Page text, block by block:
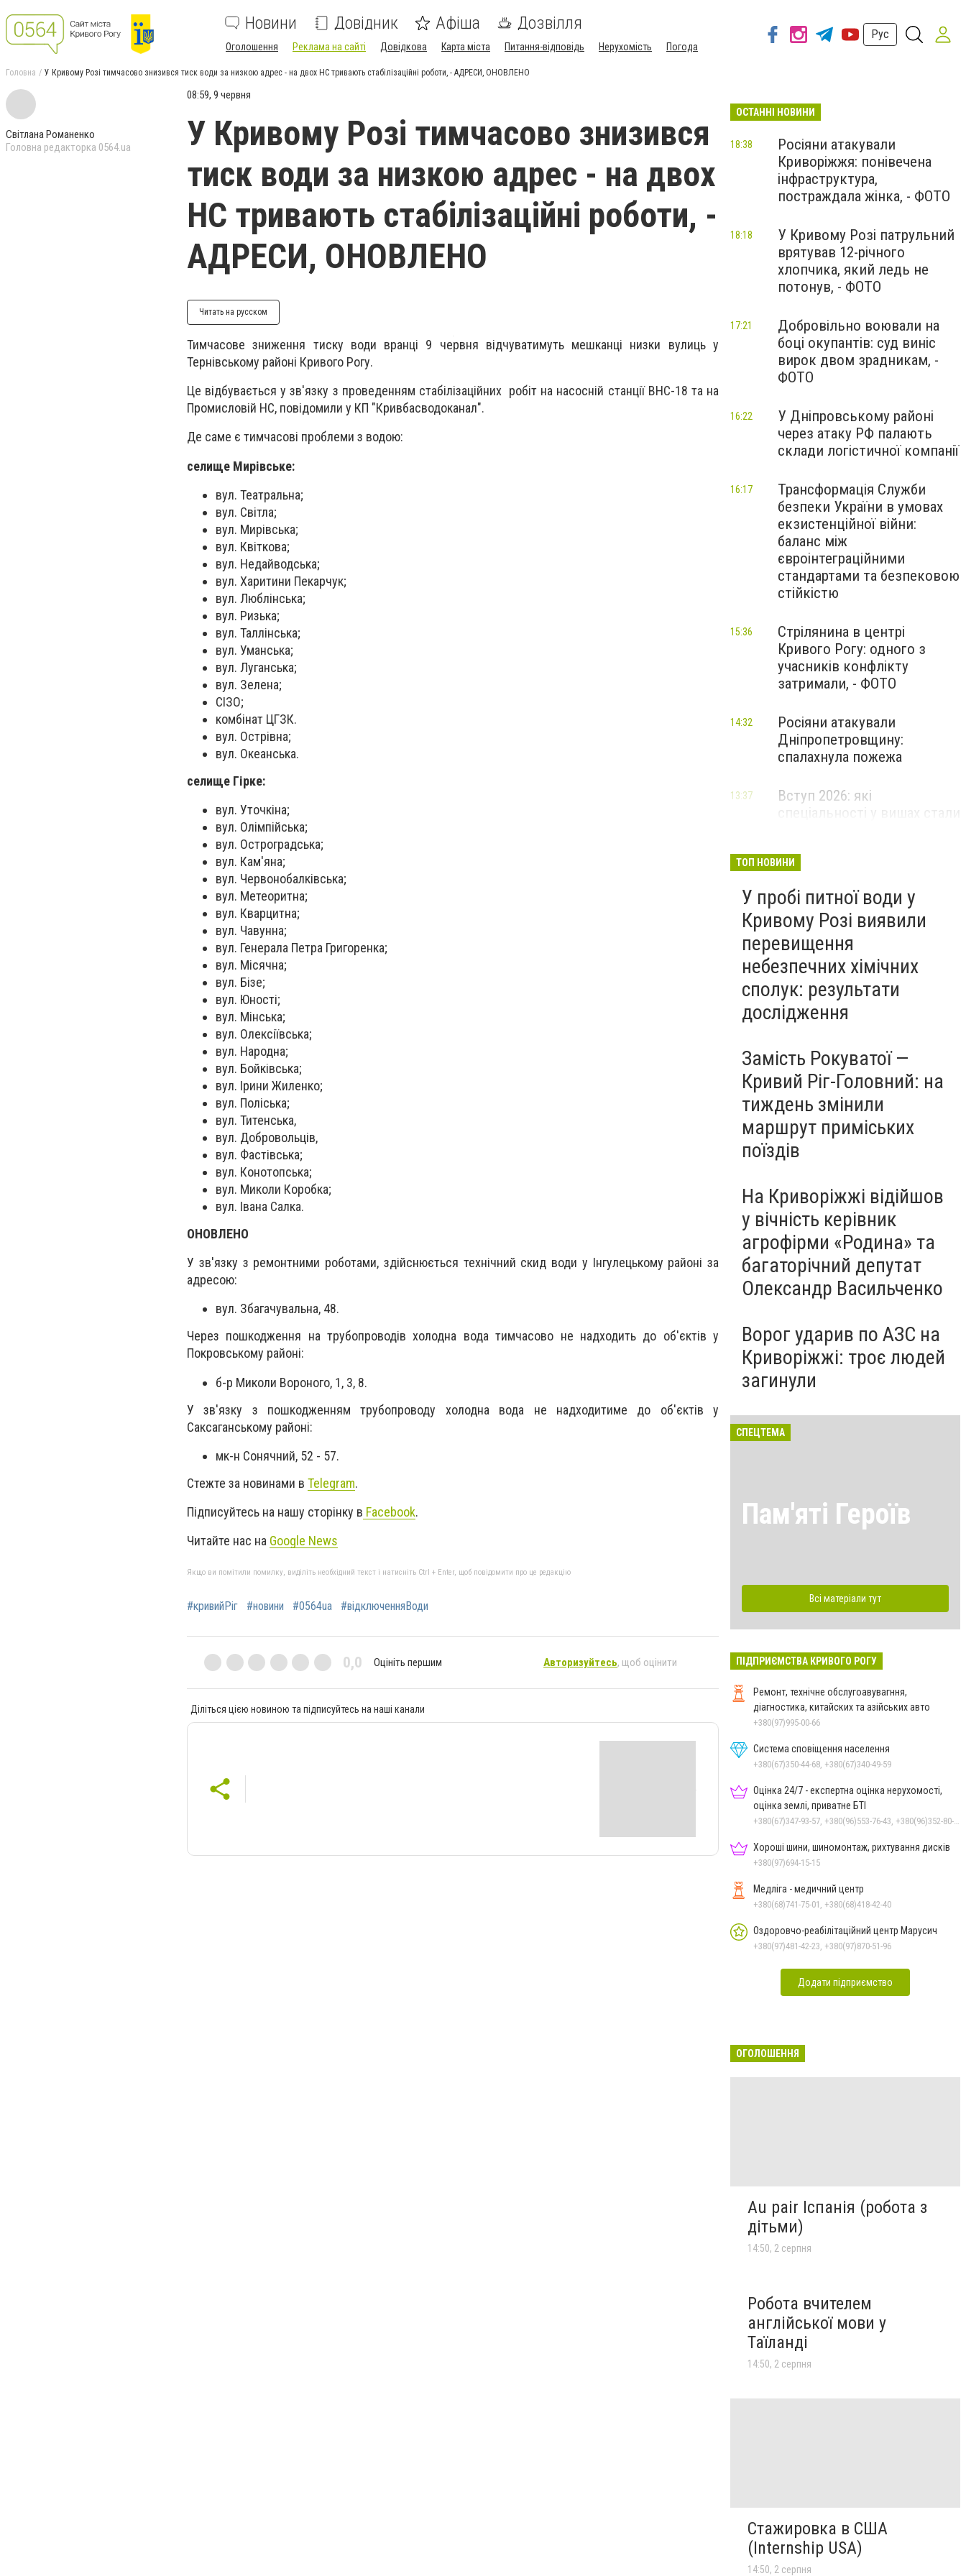
Новини Довідник Афіша Дозвілля
Оголошення Реклама на сайті Довідкова Карта міста Питання-відповідь Нерухомість Погода
Рус
Головна У Кривому Розі тимчасово знизився тиск води за низкою адрес - на двох НС тривають стабілізаційні роботи, - АДРЕСИ, ОНОВЛЕНО
Світлана Романенко
Головна редакторка 0564.ua
08:59, 9 червня
У Кривому Розі тимчасово знизився
тиск води за низкою адрес - на двох
НС тривають стабілізаційні роботи, -
АДРЕСИ, ОНОВЛЕНО
Читать на русском
Тимчасове зниження тиску води вранці 9 червня відчуватимуть мешканці низки вулиць у
Тернівському районі Кривого Рогу.
Це відбувається у зв'язку з проведенням стабілізаційних робіт на насосній станції ВНС-18 та на
Промисловій НС, повідомили у КП "Кривбасводоканал".
Де саме є тимчасові проблеми з водою:
селище Мирівське:
вул. Театральна;
вул. Світла;
вул. Мирівська;
вул. Квіткова;
вул. Недайводська;
вул. Харитини Пекарчук;
вул. Люблінська;
вул. Ризька;
вул. Таллінська;
вул. Уманська;
вул. Луганська;
вул. Зелена;
СІЗО;
комбінат ЦГЗК.
вул. Острівна;
вул. Океанська.
селище Гірке:
вул. Уточкіна;
вул. Олімпійська;
вул. Остроградська;
вул. Кам'яна;
вул. Червонобалківська;
вул. Метеоритна;
вул. Кварцитна;
вул. Чавунна;
вул. Генерала Петра Григоренка;
вул. Місячна;
вул. Бізе;
вул. Юності;
вул. Мінська;
вул. Олексіївська;
вул. Народна;
вул. Бойківська;
вул. Ірини Жиленко;
вул. Поліська;
вул. Титенська,
вул. Добровольців,
вул. Фастівська;
вул. Конотопська;
вул. Миколи Коробка;
вул. Івана Салка.
ОНОВЛЕНО
У зв'язку з ремонтними роботами, здійснюється технічний скид води у Інгулецькому районі за
адресою:
вул. Збагачувальна, 48.
Через пошкодження на трубопроводів холодна вода тимчасово не надходить до об'єктів у
Покровському районі:
б-р Миколи Вороного, 1, 3, 8.
У зв'язку з пошкодженням трубопроводу холодна вода не надходитиме до об'єктів у
Саксаганському районі:
мк-н Сонячний, 52 - 57.
Стежте за новинами в Telegram.
Підписуйтесь на нашу сторінку в Facebook.
Читайте нас на Google News
Якщо ви помітили помилку, виділіть необхідний текст і натисніть Ctrl + Enter, щоб повідомити про це редакцію
#кривийРіг #новини #0564ua #відключенняВоди
0,0 Оцініть першим Авторизуйтесь, щоб оцінити
Діліться цією новиною та підписуйтесь на наші канали
ОСТАННІ НОВИНИ
Росіяни атакували
Криворіжжя: понівечена
інфраструктура,
постраждала жінка, - ФОТО
18:38
У Кривому Розі патрульний
врятував 12-річного
хлопчика, який ледь не
потонув, - ФОТО
18:18
Добровільно воювали на
боці окупантів: суд виніс
вирок двом зрадникам, -
ФОТО
17:21
У Дніпровському районі
через атаку РФ палають
склади логістичної компанії
16:22
Трансформація Служби
безпеки України в умовах
екзистенційної війни:
баланс між
євроінтеграційними
стандартами та безпековою
стійкістю
16:17
Стрілянина в центрі
Кривого Рогу: одного з
учасників конфлікту
затримали, - ФОТО
15:36
Росіяни атакували
Дніпропетровщину:
спалахнула пожежа
14:32
Вступ 2026: які
13:37
ТОП НОВИНИ
У пробі питної води у
Кривому Розі виявили
перевищення
небезпечних хімічних
сполук: результати
дослідження
Замість Рокуватої —
Кривий Ріг-Головний: на
тиждень змінили
маршрут приміських
поїздів
На Криворіжжі відійшов
у вічність керівник
агрофірми «Родина» та
багаторічний депутат
Олександр Васильченко
Ворог ударив по АЗС на
Криворіжжі: троє людей
загинули
СПЕЦТЕМА
Пам'яті Героїв
Всі матеріали тут
ПІДПРИЄМСТВА КРИВОГО РОГУ
Ремонт, технічне обслугоавувагння,
діагностика, китайских та азійських авто
+380(97)995-00-66
Система сповіщення населення
+380(67)350-44-68, +380(67)340-49-59
Оцінка 24/7 - експертна оцінка нерухомості,
оцінка землі, приватне БТІ
Хороші шини, шиномонтаж, рихтування дисків
+380(97)694-15-15
Медліга - медичний центр
+380(68)741-75-01, +380(68)418-42-40
Оздоровчо-реабілітаційний центр Марусич
+380(97)481-42-23, +380(97)870-51-96
Додати підприємство
ОГОЛОШЕННЯ
Au pair Іспанія (робота з
дітьми)
14:50, 2 серпня
Робота вчителем
англійської мови у
Таїланді
14:50, 2 серпня
Стажировка в США
(Internship USA)
14:50, 2 серпня